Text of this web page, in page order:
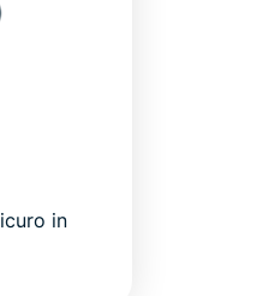
in